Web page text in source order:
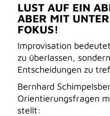
LUST AUF EIN
ABER MIT
FOKUS!
Improvisation
zu überlassen,
Entscheidungen zu
Bernhard
Orientierungsfragen
stellt: